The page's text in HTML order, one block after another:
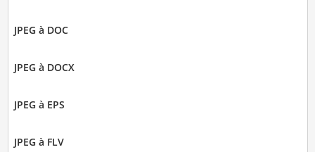
JPEG à DOC
JPEG à DOCX
JPEG à EPS
JPEG à FLV